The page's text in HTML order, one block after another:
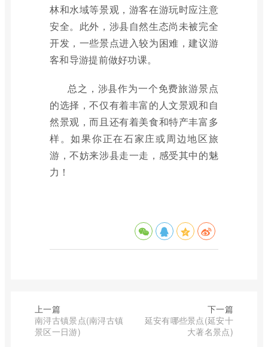
林和水域等景观，游客在游玩时应注意
安全。此外，涉县自然生态尚未被完全
开发，一些景点进入较为困难，建议游
客和导游提前做好功课。
总之，涉县作为一个免费旅游景点
的选择，不仅有着丰富的人文景观和自
然景观，而且还有着美食和特产丰富多
样。如果你正在石家庄或周边地区旅
游，不妨来涉县走一走，感受其中的魅
力！
上一篇
南浔古镇景点(南浔古镇
景区一日游)
下一篇
延安有哪些景点(延安十
大著名景点)